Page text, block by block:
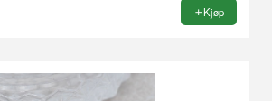
Kjøp